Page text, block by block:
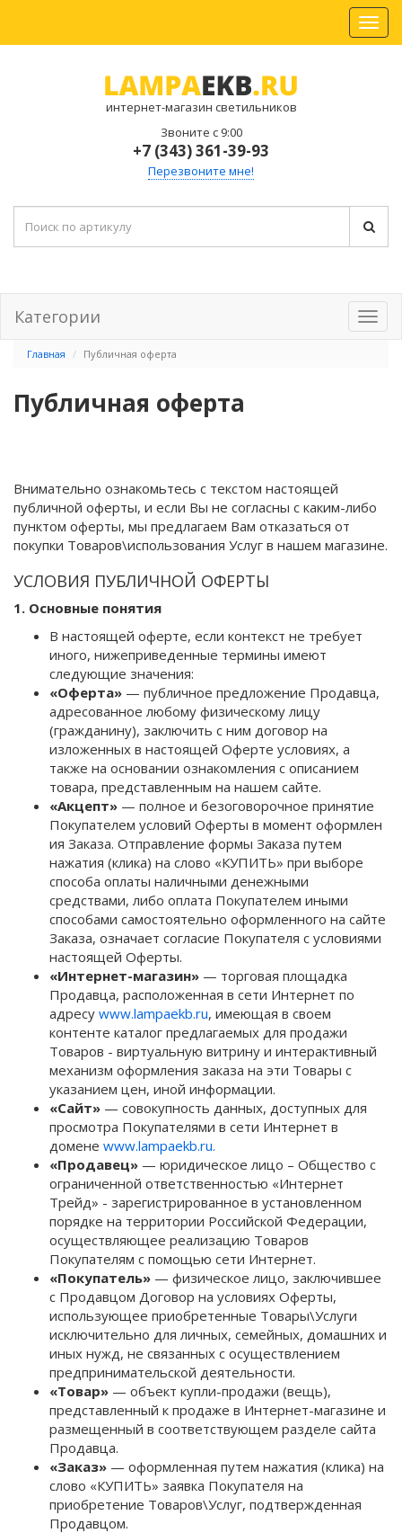
интернет-магазин светильников
Звоните с 9:00
+7 (343) 361-39-93
Перезвоните мне!
Категории
Главная Публичная оферта
Публичная оферта
Внимательно ознакомьтесь с текстом настоящей
публичной оферты, и если Вы не согласны с каким-либо
пунктом оферты, мы предлагаем Вам отказаться от
покупки Товаров\использования Услуг в нашем магазине.
УСЛОВИЯ ПУБЛИЧНОЙ ОФЕРТЫ
1. Основные понятия
В настоящей оферте, если контекст не требует
иного, нижеприведенные термины имеют
следующие значения:
«Оферта» — публичное предложение Продавца,
адресованное любому физическому лицу
(гражданину), заключить с ним договор на
изложенных в настоящей Оферте условиях, а
также на основании ознакомления с описанием
товара, представленным на нашем сайте.
«Акцепт» — полное и безоговорочное принятие
Покупателем условий Оферты в момент оформлен
ия Заказа. Отправление формы Заказа путем
нажатия (клика) на слово «КУПИТЬ» при выборе
способа оплаты наличными денежными
средствами, либо оплата Покупателем иными
способами самостоятельно оформленного на сайте
Заказа, означает согласие Покупателя с условиями
настоящей Оферты.
«Интернет-магазин» — торговая площадка
Продавца, расположенная в сети Интернет по
адресу www.lampaekb.ru, имеющая в своем
контенте каталог предлагаемых для продажи
Товаров - виртуальную витрину и интерактивный
механизм оформления заказа на эти Товары с
указанием цен, иной информации.
«Сайт» — совокупность данных, доступных для
просмотра Покупателями в сети Интернет в
домене www.lampaekb.ru.
«Продавец» — юридическое лицо – Общество с
ограниченной ответственностью «Интернет
Трейд» - зарегистрированное в установленном
порядке на территории Российской Федерации,
осуществляющее реализацию Товаров
Покупателям с помощью сети Интернет.
«Покупатель» — физическое лицо, заключившее
с Продавцом Договор на условиях Оферты,
использующее приобретенные Товары\Услуги
исключительно для личных, семейных, домашних и
иных нужд, не связанных с осуществлением
предпринимательской деятельности.
«Товар» — объект купли-продажи (вещь),
представленный к продаже в Интернет-магазине и
размещенный в соответствующем разделе сайта
Продавца.
«Заказ» — оформленная путем нажатия (клика) на
слово «КУПИТЬ» заявка Покупателя на
приобретение Товаров\Услуг, подтвержденная
Продавцом.